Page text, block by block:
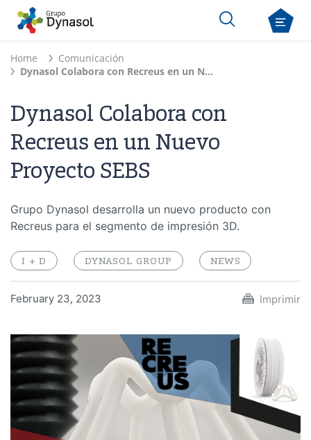
Home
Comunicación
Dynasol Colabora con Recreus en un Nuevo Proyecto SEBS
Dynasol Colabora con
Recreus en un Nuevo
Proyecto SEBS
Grupo Dynasol desarrolla un nuevo producto con
Recreus para el segmento de impresión 3D.
I + D DYNASOL GROUP NEWS
February 23, 2023 Imprimir